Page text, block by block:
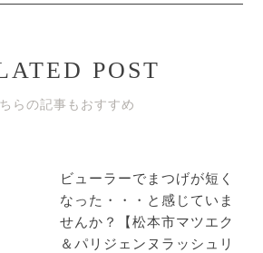
POST
らの記事もおすすめ
ビューラーでまつげが短く
なった・・・と感じていま
せんか？【松本市マツエク
＆パリジェンヌラッシュリ